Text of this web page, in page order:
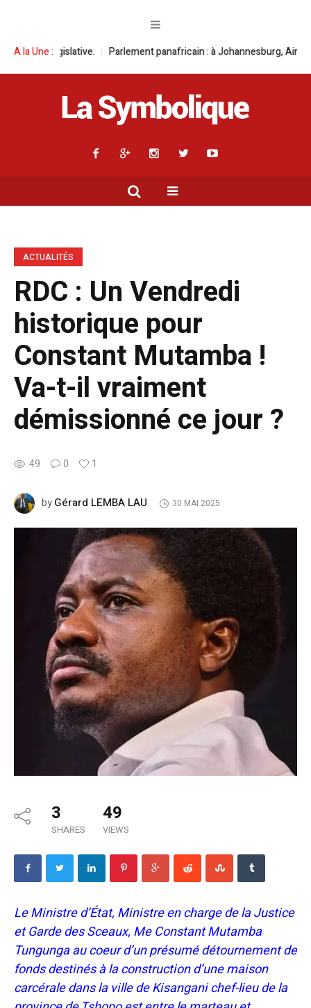
A la Une :
Parlement panafricain : à Johannesburg, Aimé Boji Sangara
ACTUALITÉS
RDC : Un Vendredi
historique pour
Constant Mutamba !
Va-t-il vraiment
démissionné ce jour ?
49 0 1
byGérard LEMBA LAU 30 MAI 2025
3
SHARES
49
VIEWS
Le Ministre d’État, Ministre en charge de la Justice
et Garde des Sceaux, Me Constant Mutamba
Tungunga au coeur d’un présumé détournement de
fonds destinés à la construction d’une maison
carcérale dans la ville de Kisangani chef-lieu de la